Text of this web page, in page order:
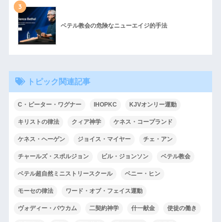
3
ベテル教会の危険なニューエイジ的手法
トピック関連記事
C・ピーター・ワグナー IHOPKC KJVオンリー運動
キリストの律法 クィア神学 ケネス・コープランド
ケネス・ヘーゲン ジョイス・マイヤー チェ・アン
チャールズ・スポルジョン ビル・ジョンソン ベテル教会
ベテル超自然ミニストリースクール ベニー・ヒン
モーセの律法 ワード・オブ・フェイス運動
ヴォディー・バウカム 二契約神学 什一献金 使徒の働き